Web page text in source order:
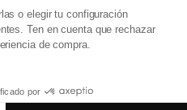
o elegir tu configuración
Ten en cuenta que rechazar
de compra.
por
personales y cookies
de Venta Profesional
accesibilidad